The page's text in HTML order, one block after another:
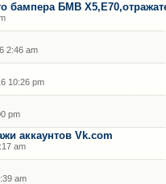
бампера БМВ
2:46 am
10:26 pm
pm
аккаунтов Vk.com
am
am